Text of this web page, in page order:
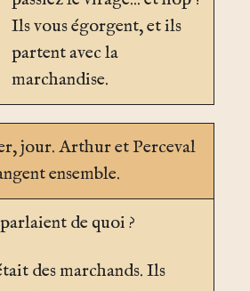
Ils vous égorgent, et ils
partent avec la
marchandise.
, jour. Arthur et Perceval
ensemble.
de quoi ?
des marchands. Ils